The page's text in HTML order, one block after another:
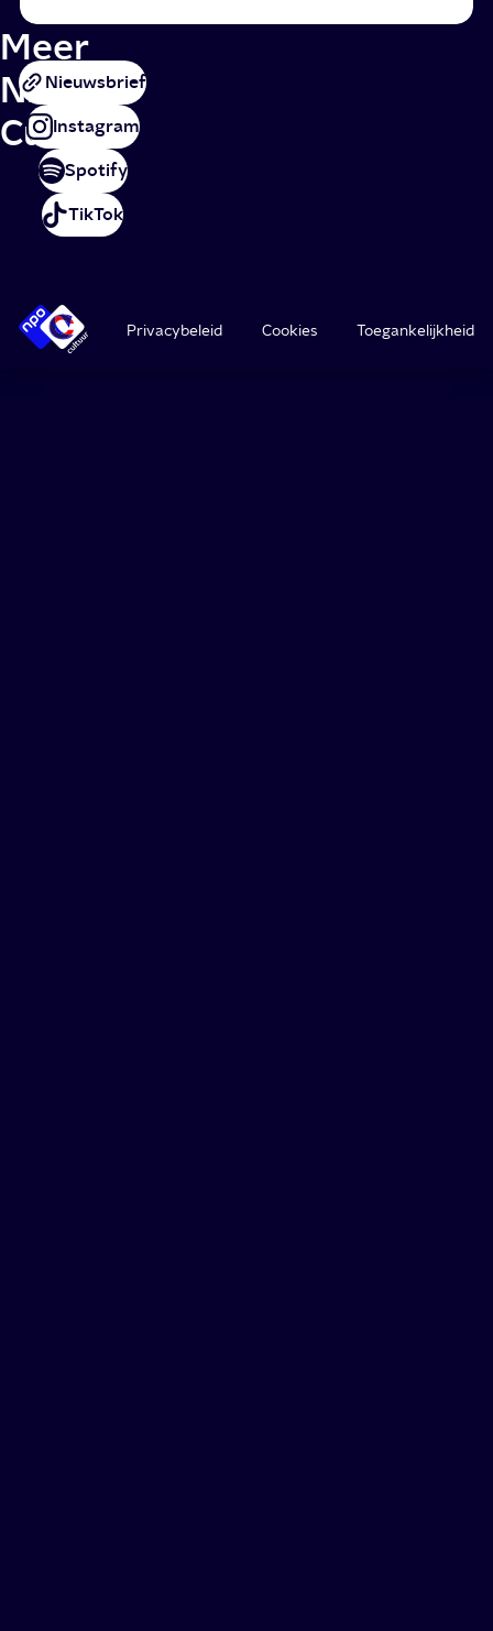
Meer
NPO
Cultuur
Nieuwsbrief
Instagram
Spotify
TikTok
Privacybeleid Cookies Toegankelijkheid